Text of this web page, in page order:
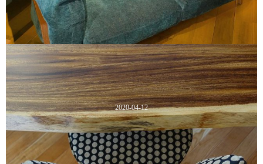
2020-04-12